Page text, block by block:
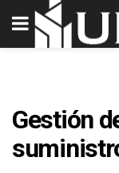
Gestión